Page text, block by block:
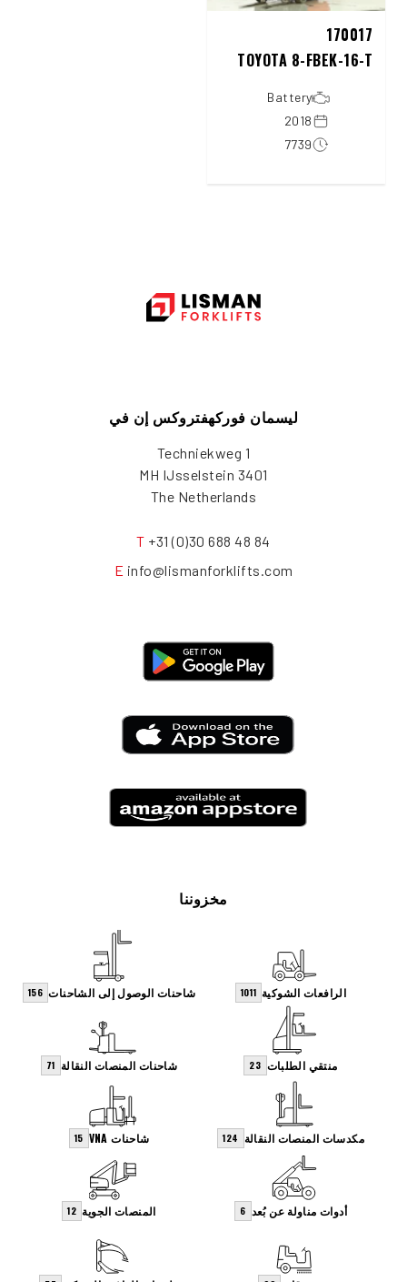
170017
TOYOTA 8-FBEK-16-T
Battery
2018
7739
ليسمان فوركهفتروكس إن في
Techniekweg 1
3401 MH IJsselstein
The Netherlands
T +31 (0)30 688 48 84
E info@lismanforklifts.com
مخزوننا
الرافعات الشوكية 1011 شاحنات الوصول إلى الشاحنات 156
منتقي الطلبات 23 شاحنات المنصات النقالة 71
مكدسات المنصات النقالة 124 شاحنات VNA 15
أدوات مناولة عن بُعد 6 المنصات الجوية 12